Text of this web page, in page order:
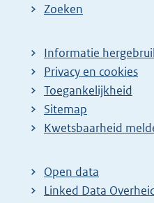
Zoeken
Informatie
Privacy en cookies
Toegankelijkheid
Sitemap
E
t
e
Kwetsbaarheid
Open data
Linked Data